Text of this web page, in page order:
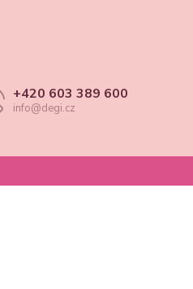
+420 603 389 600
info@degi.cz